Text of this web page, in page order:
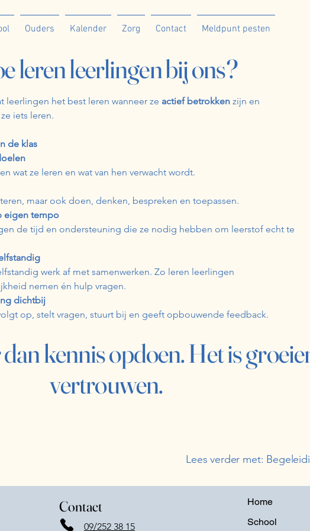
Ouders Kalender Zorg Contact Meldpunt pesten
leren leerlingen bij ons?
leerlingen het best leren wanneer ze actief betrokken zijn en
ze iets leren.
de klas
wat ze leren en wat van hen verwacht wordt.
maar ook doen, denken, bespreken en toepassen.
eigen tempo
de tijd en ondersteuning die ze nodig hebben om leerstof echt te
werk af met samenwerken. Zo leren leerlingen
nemen én hulp vragen.
dichtbij
op, stelt vragen, stuurt bij en geeft opbouwende feedback.
kennis opdoen. Het is
vertrouwen.
Lees verder met:
Contact
09/252 38 15
Home
School